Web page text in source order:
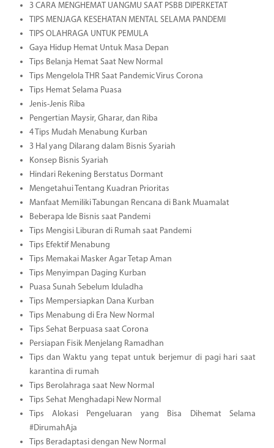
3 CARA MENGHEMAT UANGMU SAAT PSBB DIPERKETAT
TIPS MENJAGA KESEHATAN MENTAL SELAMA PANDEMI
TIPS OLAHRAGA UNTUK PEMULA
Gaya Hidup Hemat Untuk Masa Depan
Tips Belanja Hemat Saat New Normal
Tips Mengelola THR Saat Pandemic Virus Corona
Tips Hemat Selama Puasa
Jenis-Jenis Riba
Pengertian Maysir, Gharar, dan Riba
4 Tips Mudah Menabung Kurban
3 Hal yang Dilarang dalam Bisnis Syariah
Konsep Bisnis Syariah
Hindari Rekening Berstatus Dormant
Mengetahui Tentang Kuadran Prioritas
Manfaat Memiliki Tabungan Rencana di Bank Muamalat
Beberapa Ide Bisnis saat Pandemi
Tips Mengisi Liburan di Rumah saat Pandemi
Tips Efektif Menabung
Tips Memakai Masker Agar Tetap Aman
Tips Menyimpan Daging Kurban
Puasa Sunah Sebelum Iduladha
Tips Mempersiapkan Dana Kurban
Tips Menabung di Era New Normal
Tips Sehat Berpuasa saat Corona
Persiapan Fisik Menjelang Ramadhan
Tips dan Waktu yang tepat untuk berjemur di pagi hari saat
karantina di rumah
Tips Berolahraga saat New Normal
Tips Sehat Menghadapi New Normal
Tips Alokasi Pengeluaran yang Bisa Dihemat Selama
#DirumahAja
Tips Beradaptasi dengan New Normal